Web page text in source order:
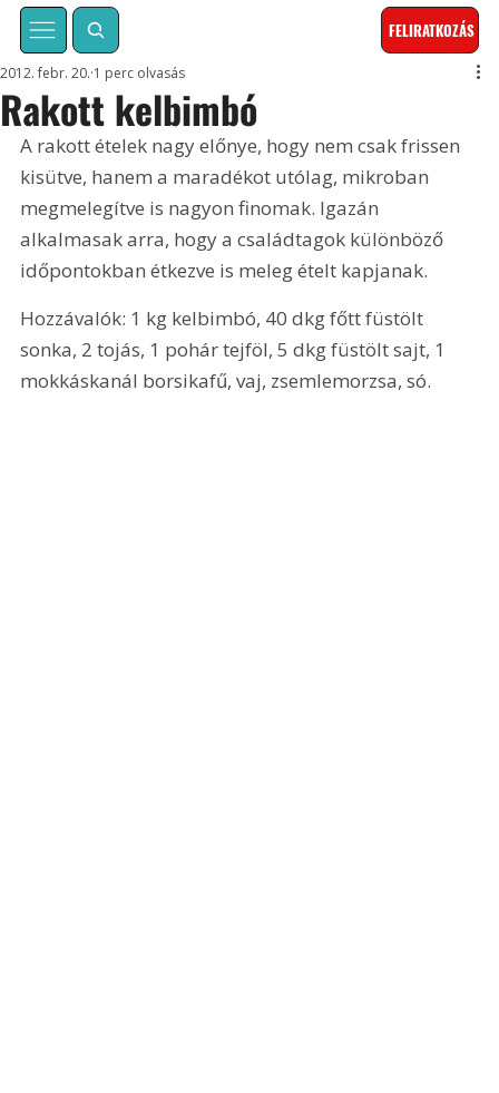
FELIRATKOZÁS
Rakott kelbimbó
2012. febr. 20. 1 perc olvasás
A rakott ételek nagy előnye, hogy nem csak frissen
kisütve, hanem a maradékot utólag, mikroban
megmelegítve is nagyon finomak. Igazán
alkalmasak arra, hogy a családtagok különböző
időpontokban étkezve is meleg ételt kapjanak.
Hozzávalók: 1 kg kelbimbó, 40 dkg főtt füstölt
sonka, 2 tojás, 1 pohár tejföl, 5 dkg füstölt sajt, 1
mokkáskanál borsikafű, vaj, zsemlemorzsa, só.